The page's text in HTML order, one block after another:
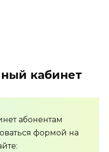
кабинет
абонентам
формой на